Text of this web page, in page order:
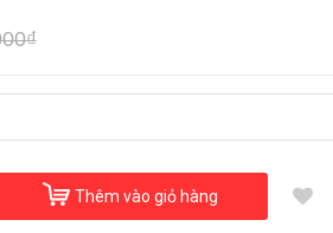
Thêm vào giỏ hàng
pháp trải nghiệm phát triển bởi EGANY